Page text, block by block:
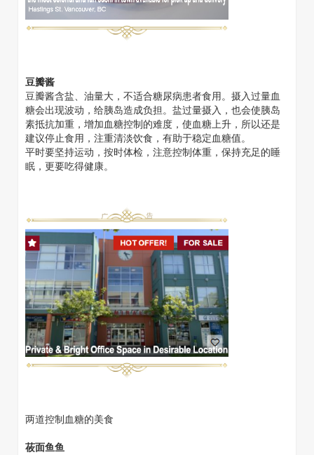
豆瓣酱
豆瓣酱含盐、油量大，不适合糖尿病患者食用。摄入过量血
糖会出现波动，给胰岛造成负担。盐过量摄入，也会使胰岛
素抵抗加重，增加血糖控制的难度，使血糖上升，所以还是
建议停止食用，注重清淡饮食，有助于稳定血糖值。
平时要坚持运动，按时体检，注意控制体重，保持充足的睡
眠，更要吃得健康。
两道控制血糖的美食
莜面鱼鱼